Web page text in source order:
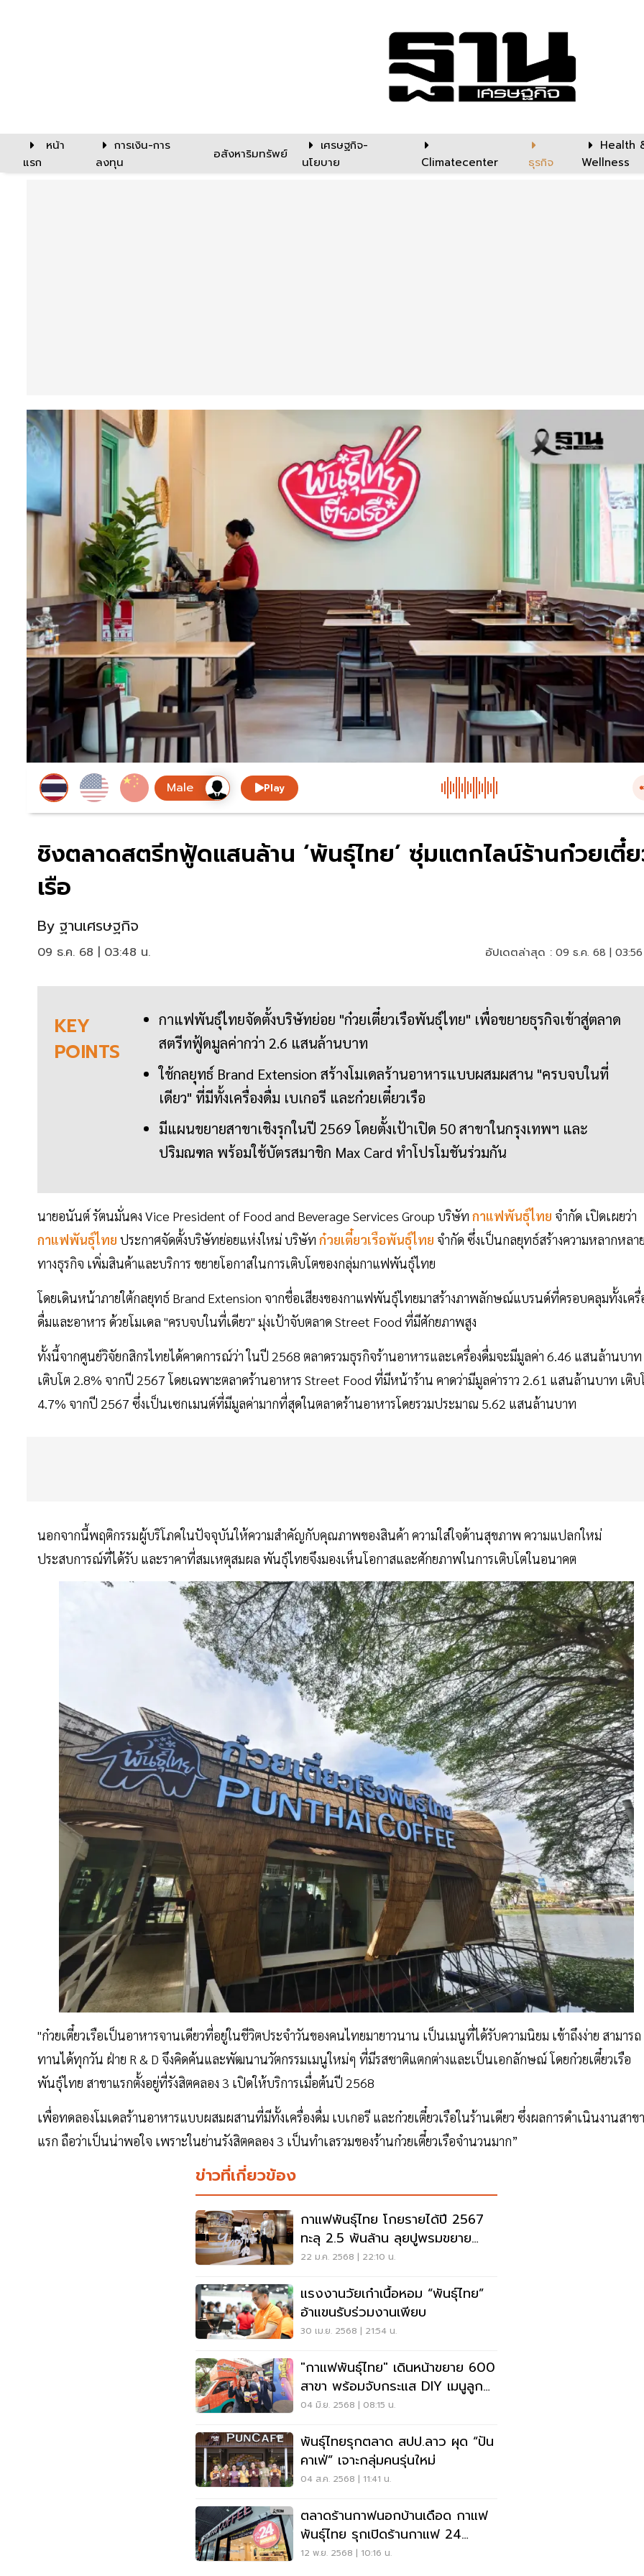
หน้า
แรก
การเงิน-การ
ลงทุน
อสังหาริมทรัพย์
เศรษฐกิจ-
นโยบาย
Climatecenter ธุรกิจ
Health
Wellness
Play
ชิงตลาดสตรีทฟู้ดแสนล้าน ‘พันธุ์ไทย’ ซุ่มแตกไลน์ร้านก๋วยเตี๋
เรือ
By ฐานเศรษฐกิจ
09 ธ.ค. 68 | 03:48 น. อัปเดตล่าสุด : 09 ธ.ค. 68 |
KEY
POINTS
กาแฟพันธุ์ไทยจัดตั้งบริษัทย่อย "ก๋วยเตี๋ยวเรือพันธุ์ไทย" เพื่อขยายธุรกิจเข้าสู่ตลาด
สตรีทฟู้ดมูลค่ากว่า 2.6 แสนล้านบาท
ใช้กลยุทธ์ Brand Extension สร้างโมเดลร้านอาหารแบบผสมผสาน "ครบจบในที่
เดียว" ที่มีทั้งเครื่องดื่ม เบเกอรี และก๋วยเตี๋ยวเรือ
มีแผนขยายสาขาเชิงรุกในปี 2569 โดยตั้งเป้าเปิด 50 สาขาในกรุงเทพฯ และ
ปริมณฑล พร้อมใช้บัตรสมาชิก Max Card ทำโปรโมชันร่วมกัน
นายอนันต์ รัตนมั่นคง Vice President of Food and Beverage Services Group บริษัท กาแฟพันธุ์ไทย จำกัด เปิดเผยว่า
กาแฟพันธุ์ไทย ประกาศจัดตั้งบริษัทย่อยแห่งใหม่ บริษัท ก๋วยเตี๋ยวเรือพันธุ์ไทย จำกัด ซึ่งเป็นกลยุทธ์สร้างความหลากหลาย
ทางธุรกิจ เพิ่มสินค้าและบริการ ขยายโอกาสในการเติบโตของกลุ่มกาแฟพันธุ์ไทย
โดยเดินหน้าภายใต้กลยุทธ์ Brand Extension จากชื่อเสียงของกาแฟพันธุ์ไทยมาสร้างภาพลักษณ์แบรนด์ที่ครอบคลุมทั้งเครื่
ดื่มและอาหาร ด้วยโมเดล "ครบจบในที่เดียว" มุ่งเป้าจับตลาด Street Food ที่มีศักยภาพสูง
ทั้งนี้จากศูนย์วิจัยกสิกรไทยได้คาดการณ์ว่า ในปี 2568 ตลาดรวมธุรกิจร้านอาหารและเครื่องดื่มจะมีมูลค่า 6.46 แสนล้านบาท
เติบโต 2.8% จากปี 2567 โดยเฉพาะตลาดร้านอาหาร Street Food ที่มีหน้าร้าน คาดว่ามีมูลค่าราว 2.61 แสนล้านบาท เติบ
4.7% จากปี 2567 ซึ่งเป็นเซกเมนต์ที่มีมูลค่ามากที่สุดในตลาดร้านอาหารโดยรวมประมาณ 5.62 แสนล้านบาท
นอกจากนี้พฤติกรรมผู้บริโภคในปัจจุบันให้ความสำคัญกับคุณภาพของสินค้า ความใส่ใจด้านสุขภาพ ความแปลกใหม่
ประสบการณ์ที่ได้รับ และราคาที่สมเหตุสมผล พันธุ์ไทยจึงมองเห็นโอกาสและศักยภาพในการเติบโตในอนาคต
"ก๋วยเตี๋ยวเรือเป็นอาหารจานเดียวที่อยู่ในชีวิตประจำวันของคนไทยมายาวนาน เป็นเมนูที่ได้รับความนิยม เข้าถึงง่าย สามารถ
ทานได้ทุกวัน ฝ่าย R & D จึงคิดค้นและพัฒนานวัตกรรมเมนูใหม่ๆ ที่มีรสชาติแตกต่างและเป็นเอกลักษณ์ โดยก๋วยเตี๋ยวเรือ
พันธุ์ไทย สาขาแรกตั้งอยู่ที่รังสิตคลอง 3 เปิดให้บริการเมื่อต้นปี 2568
เพื่อทดลองโมเดลร้านอาหารแบบผสมผสานที่มีทั้งเครื่องดื่ม เบเกอรี และก๋วยเตี๋ยวเรือในร้านเดียว ซึ่งผลการดำเนินงานสาขา
แรก ถือว่าเป็นน่าพอใจ เพราะในย่านรังสิตคลอง 3 เป็นทำเลรวมของร้านก๋วยเตี๋ยวเรือจำนวนมาก”
ข่าวที่เกี่ยวข้อง
กาแฟพันธุ์ไทย โกยรายได้ปี 2567
ทะลุ 2.5 พันล้าน ลุยปูพรมขยาย
สาขาชิงแชร์
22 ม.ค. 2568 | 22:10 น.
แรงงานวัยเก๋าเนื้อหอม “พันธุ์ไทย”
อ้าแขนรับร่วมงานเพียบ
30 เม.ย. 2568 | 21:54 น.
"กาแฟพันธุ์ไทย" เดินหน้าขยาย 600
สาขา พร้อมจับกระแส DIY เมนูลูกค้า
คิดค้น
04 มิ.ย. 2568 | 08:15 น.
พันธุ์ไทยรุกตลาด สปป.ลาว ผุด “ปัน
คาเฟ่” เจาะกลุ่มคนรุ่นใหม่
04 ส.ค. 2568 | 11:41 น.
ตลาดร้านกาฟนอกบ้านเดือด กาแฟ
พันธุ์ไทย รุกเปิดร้านกาแฟ 24
ชั่วโมง
12 พ.ย. 2568 | 10:16 น.